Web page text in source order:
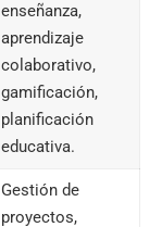
enseñanza,
aprendizaje
colaborativo,
gamificación,
planificación
educativa.
Gestión de
proyectos,